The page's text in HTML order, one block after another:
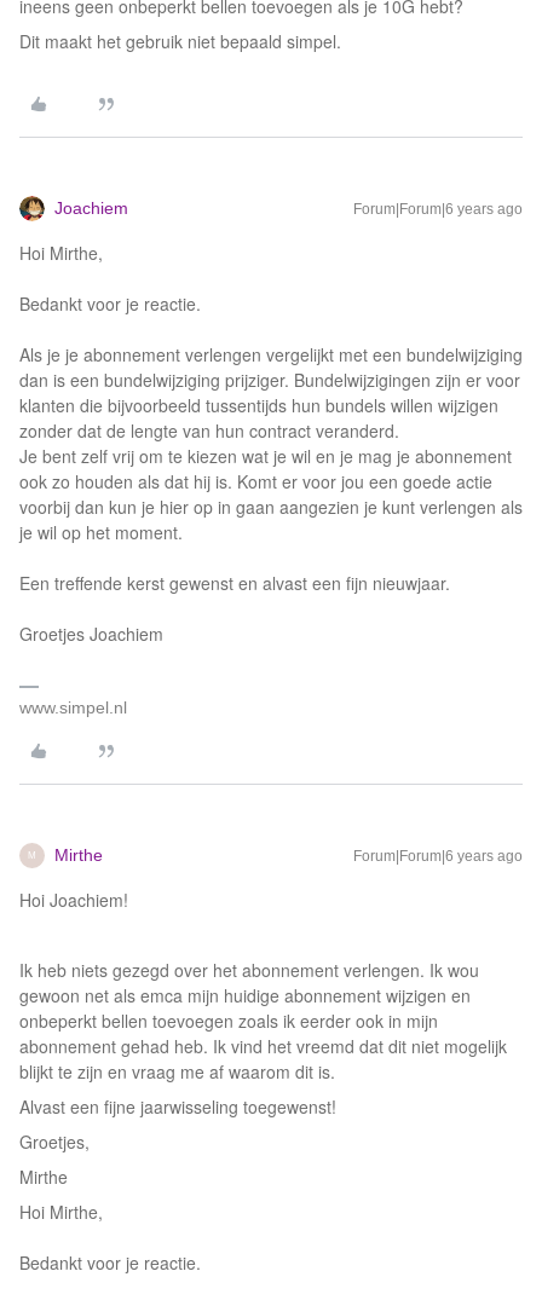
ineens geen onbeperkt bellen toevoegen als je 10G hebt?
Dit maakt het gebruik niet bepaald simpel.
Joachiem Forum|Forum|6 years ago
Hoi Mirthe,
Bedankt voor je reactie.
Als je je abonnement verlengen vergelijkt met een bundelwijziging
dan is een bundelwijziging prijziger. Bundelwijzigingen zijn er voor
klanten die bijvoorbeeld tussentijds hun bundels willen wijzigen
zonder dat de lengte van hun contract veranderd.
Je bent zelf vrij om te kiezen wat je wil en je mag je abonnement
ook zo houden als dat hij is. Komt er voor jou een goede actie
voorbij dan kun je hier op in gaan aangezien je kunt verlengen als
je wil op het moment.
Een treffende kerst gewenst en alvast een fijn nieuwjaar.
Groetjes Joachiem
www.simpel.nl
M Mirthe Forum|Forum|6 years ago
Hoi Joachiem!
Ik heb niets gezegd over het abonnement verlengen. Ik wou
gewoon net als emca mijn huidige abonnement wijzigen en
onbeperkt bellen toevoegen zoals ik eerder ook in mijn
abonnement gehad heb. Ik vind het vreemd dat dit niet mogelijk
blijkt te zijn en vraag me af waarom dit is.
Alvast een fijne jaarwisseling toegewenst!
Groetjes,
Mirthe
Hoi Mirthe,
Bedankt voor je reactie.